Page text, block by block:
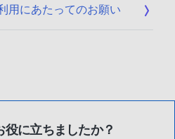
用にあたってのお願い
役に立ちましたか？